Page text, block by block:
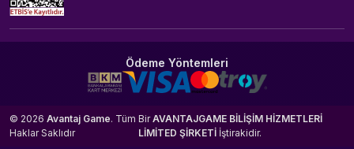
Ödeme Yöntemleri
© 2026 Avantaj Game. Tüm
Haklar Saklıdır
BirAVANTAJGAME BİLİŞİM HİZMETLERİ
LİMİTED ŞİRKETİ İştirakidir.